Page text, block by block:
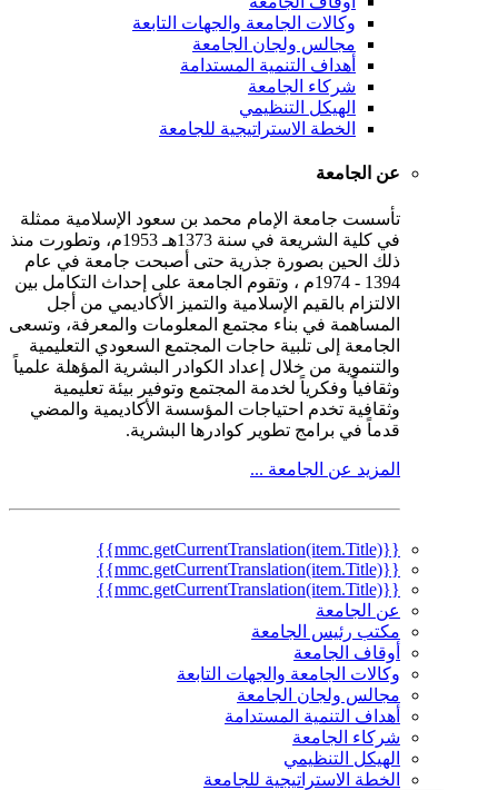
وكالات الجامعة والجهات التابعة
مجالس ولجان الجامعة
أهداف التنمية المستدامة
شركاء الجامعة
الهيكل التنظيمي
الخطة الاستراتيجية للجامعة
عن الجامعة
تأسست جامعة الإمام محمد بن سعود الإسلامية ممثلة
في كلية الشريعة في سنة 1373هـ 1953م، وتطورت منذ
ذلك الحين بصورة جذرية حتى أصبحت جامعة في عام
1394 - 1974م ، وتقوم الجامعة على إحداث التكامل بين
الالتزام بالقيم الإسلامية والتميز الأكاديمي من أجل
المساهمة في بناء مجتمع المعلومات والمعرفة، وتسعى
الجامعة إلى تلبية حاجات المجتمع السعودي التعليمية
والتنموية من خلال إعداد الكوادر البشرية المؤهلة علمياً
وثقافياً وفكرياً لخدمة المجتمع وتوفير بيئة تعليمية
وثقافية تخدم احتياجات المؤسسة الأكاديمية والمضي
قدماً في برامج تطوير كوادرها البشرية.
المزيد عن الجامعة ...
{{mmc.getCurrentTranslation(item.Title)}}
{{mmc.getCurrentTranslation(item.Title)}}
{{mmc.getCurrentTranslation(item.Title)}}
عن الجامعة
مكتب رئيس الجامعة
أوقاف الجامعة
وكالات الجامعة والجهات التابعة
مجالس ولجان الجامعة
أهداف التنمية المستدامة
شركاء الجامعة
الهيكل التنظيمي
الخطة الاستراتيجية للجامعة